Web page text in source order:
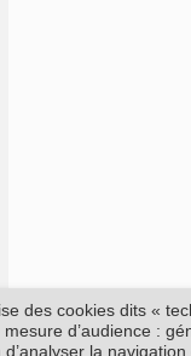
des cookies dits «
d’audience :
la